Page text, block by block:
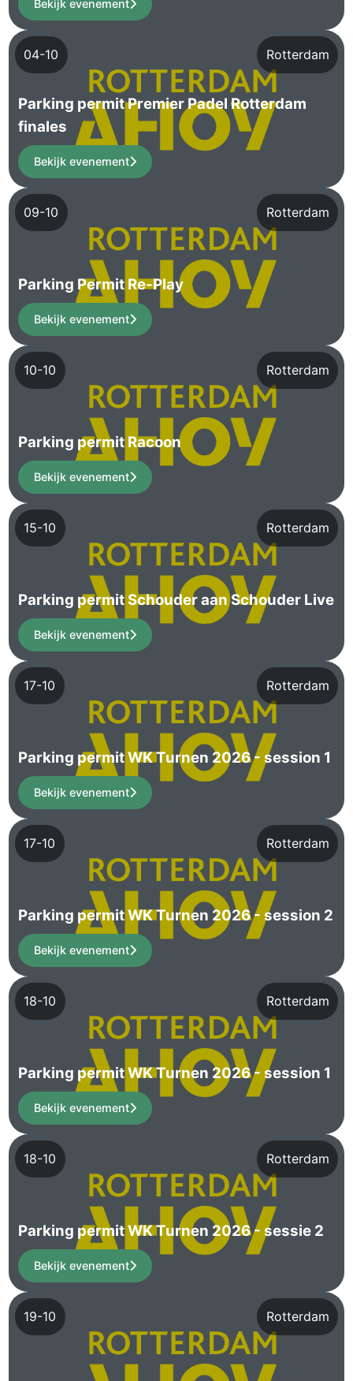
Bekijk evenement
Rotterdam
04-10
Parking permit Premier Padel Rotterdam
finales
Bekijk evenement
Rotterdam
09-10
Parking Permit Re-Play
Bekijk evenement
Rotterdam
10-10
Parking permit Racoon
Bekijk evenement
Rotterdam
15-10
Parking permit Schouder aan Schouder Live
Bekijk evenement
Rotterdam
17-10
Parking permit WK Turnen 2026 - session 1
Bekijk evenement
Rotterdam
17-10
Parking permit WK Turnen 2026 - session 2
Bekijk evenement
Rotterdam
18-10
Parking permit WK Turnen 2026 - session 1
Bekijk evenement
Rotterdam
18-10
Parking permit WK Turnen 2026 - sessie 2
Bekijk evenement
Rotterdam
19-10